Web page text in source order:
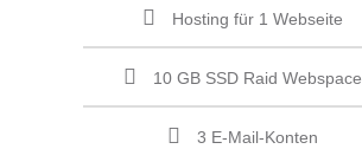
Hosting für 1 Webseite
10 GB SSD Raid Webspace
3 E-Mail-Konten